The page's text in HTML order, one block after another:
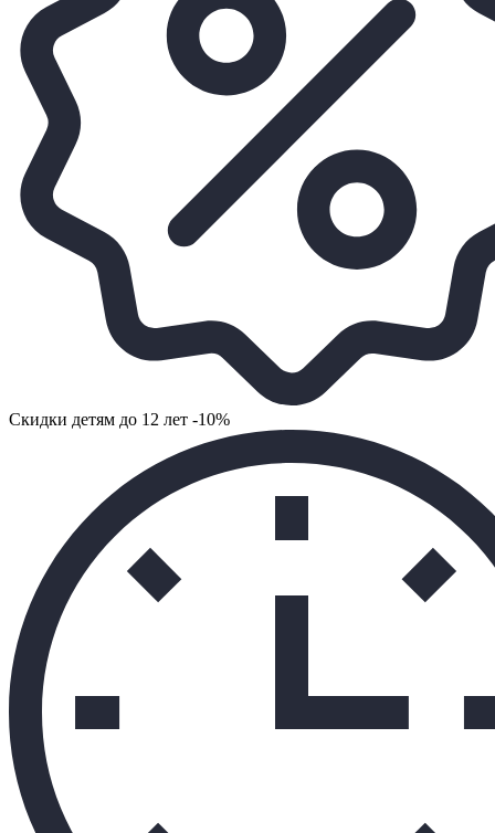
Cкидки детям до 12 лет -10%